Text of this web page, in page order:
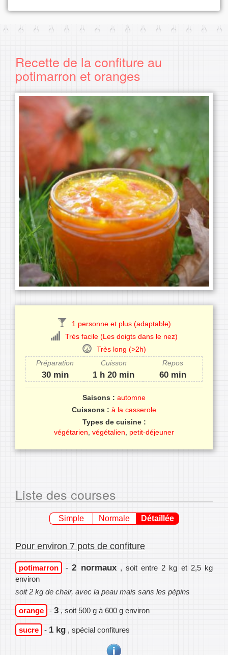
Recette de la confiture au
potimarron et oranges
1 personne et plus (adaptable)
Très facile (Les doigts dans le nez)
Très long (>2h)
Préparation
Cuisson Repos
30 min 1 h 20 min 60 min
Saisons : automne
Cuissons : à la casserole
Types de cuisine :
végétarien végétalien petit-déjeuner
Liste des courses
Simple Normale Détaillée
Pour environ 7 pots de confiture
potimarron -2 normaux , soit entre 2 kg et 2,5 kg
environ
soit 2 kg de chair, avec la peau mais sans les pépins
orange - 3 , soit 500 g à 600 g environ
sucre - 1 kg , spécial confitures